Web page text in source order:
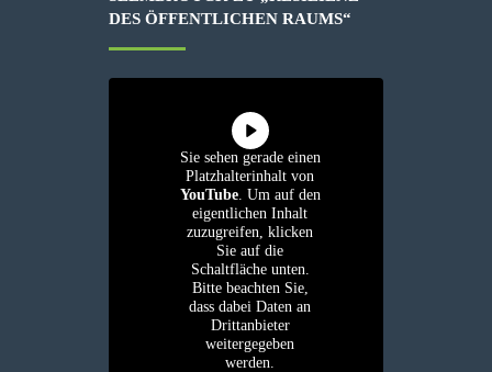
DES ÖFFENTLICHEN RAUMS“
Sie sehen gerade einen
Platzhalterinhalt von
YouTube. Um auf den
eigentlichen Inhalt
zuzugreifen, klicken
Sie auf die
Schaltfläche unten.
Bitte beachten Sie,
dass dabei Daten an
Drittanbieter
weitergegeben
werden.